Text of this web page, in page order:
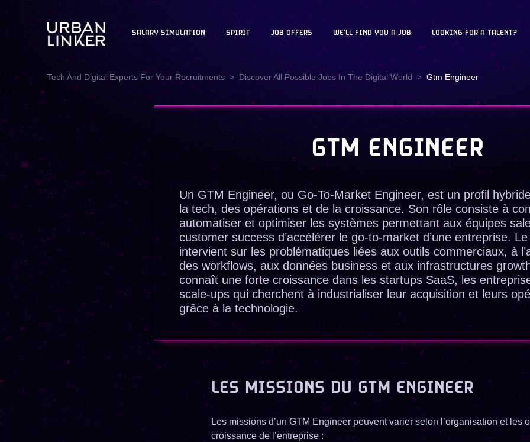
SALARY SIMULATION SPIRIT JOB OFFERS WE'LL FIND YOU A JOB LOOKING FOR A TALENT?
Tech And Digital Experts For Your Recruitments Discover All Possible Jobs In The Digital World Gtm Engineer
GTM ENGINEER
Un GTM Engineer, ou Go-To-Market Engineer, est un profil
la tech, des opérations et de la croissance. Son rôle consiste à
automatiser et optimiser les systèmes permettant aux équipes
customer success d’accélérer le go-to-market d’une entreprise.
intervient sur les problématiques liées aux outils commerciaux, à
des workflows, aux données business et aux infrastructures
connaît une forte croissance dans les startups SaaS, les
scale-ups qui cherchent à industrialiser leur acquisition et leurs
grâce à la technologie.
LES MISSIONS DU GTM ENGINEER
Les missions d’un GTM Engineer peuvent varier selon l’organisation et les
croissance de l’entreprise :